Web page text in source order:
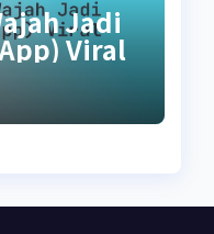
Jadi
Viral